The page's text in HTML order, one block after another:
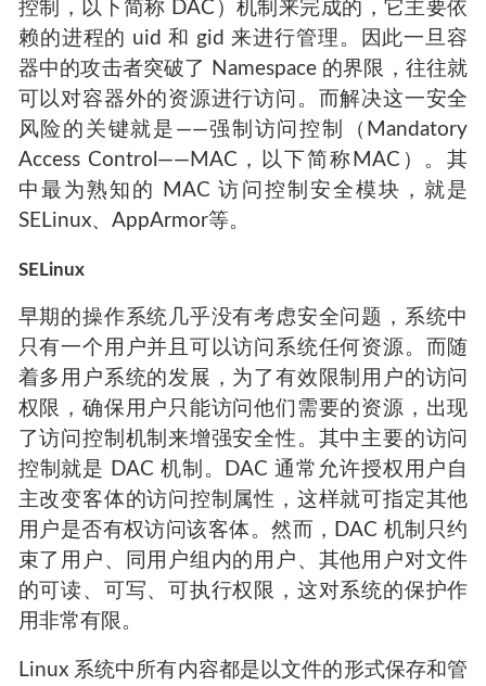
控制，以下简称 DAC）机制来完成的，它主要依
赖的进程的 uid 和 gid 来进行管理。因此一旦容
器中的攻击者突破了 Namespace 的界限，往往就
可以对容器外的资源进行访问。而解决这一安全
风险的关键就是——强制访问控制（Mandatory
Access Control——MAC，以下简称MAC）。其
中最为熟知的 MAC 访问控制安全模块，就是
SELinux、AppArmor等。
SELinux
早期的操作系统几乎没有考虑安全问题，系统中
只有一个用户并且可以访问系统任何资源。而随
着多用户系统的发展，为了有效限制用户的访问
权限，确保用户只能访问他们需要的资源，出现
了访问控制机制来增强安全性。其中主要的访问
控制就是 DAC 机制。DAC 通常允许授权用户自
主改变客体的访问控制属性，这样就可指定其他
用户是否有权访问该客体。然而，DAC 机制只约
束了用户、同用户组内的用户、其他用户对文件
的可读、可写、可执行权限，这对系统的保护作
用非常有限。
Linux 系统中所有内容都是以文件的形式保存和管